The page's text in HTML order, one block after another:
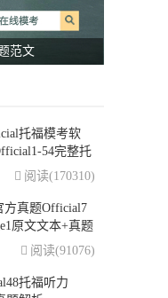
范文
托福模考软
54完整托
资料汇总
阅读(170310)
方真题Official7
原文文本+真题
阅读(91076)
托福听力